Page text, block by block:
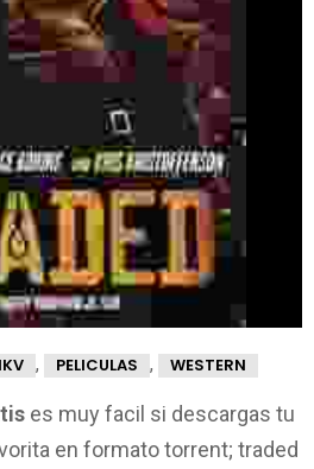
, PELICULAS , WESTERN
es muy facil si descargas tu
en formato torrent; traded